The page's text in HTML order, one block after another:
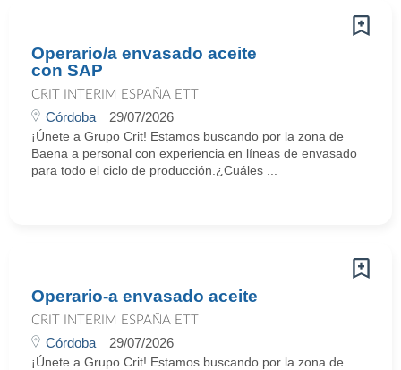
Operario/a envasado aceite
con SAP
CRIT INTERIM ESPAÑA ETT
Córdoba 29/07/2026
¡Únete a Grupo Crit! Estamos buscando por la zona de
Baena a personal con experiencia en líneas de envasado
para todo el ciclo de producción.¿Cuáles ...
Operario-a envasado aceite
CRIT INTERIM ESPAÑA ETT
Córdoba 29/07/2026
¡Únete a Grupo Crit! Estamos buscando por la zona de